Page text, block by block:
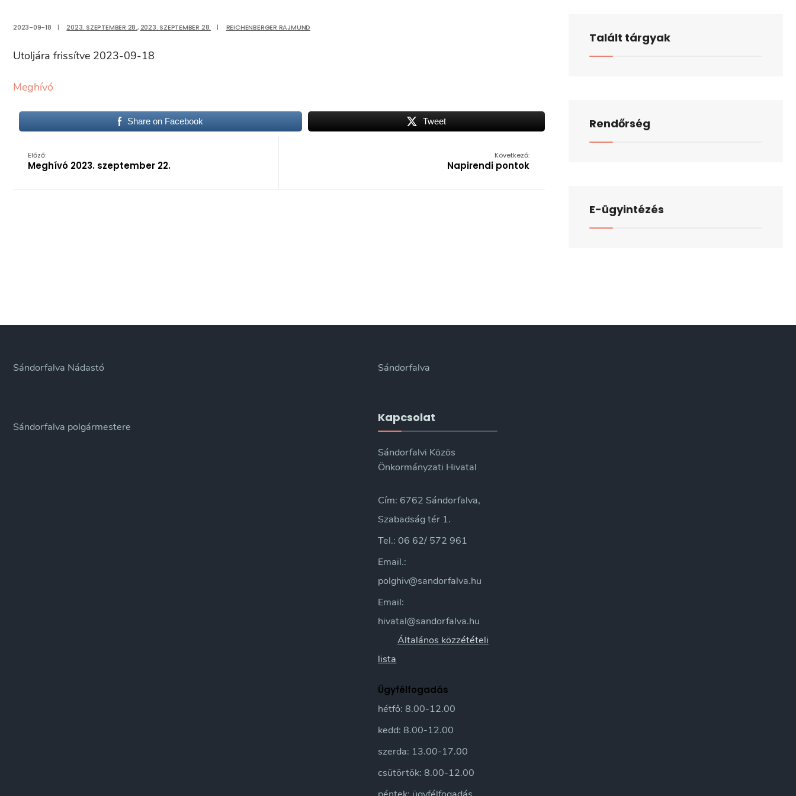
2023-09-18 | 2023. SZEPTEMBER 28.,2023. SZEPTEMBER 28. | REICHENBERGER RAJMUND
Utoljára frissítve 2023-09-18
Meghívó
Share on Facebook Tweet
Előző:
Meghívó 2023. szeptember 22.
Következő:
Napirendi pontok
Talált tárgyak
Rendőrség
E-ügyintézés
Sándorfalva Nádastó
Sándorfalva polgármestere
Sándorfalva
Kapcsolat
Sándorfalvi Közös
Önkormányzati Hivatal
Cím: 6762 Sándorfalva,
Szabadság tér 1.
Tel.: 06 62/ 572 961
Email.:
polghiv@sandorfalva.hu
Email:
hivatal@sandorfalva.hu
Általános közzétételi
lista
Ügyfélfogadás
hétfő: 8.00-12.00
kedd: 8.00-12.00
szerda: 13.00-17.00
csütörtök: 8.00-12.00